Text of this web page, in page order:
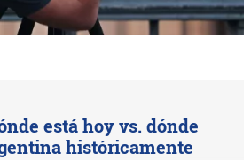
está hoy vs. dónde
históricamente